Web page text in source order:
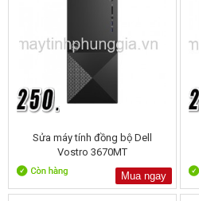
Sửa máy tính đồng bộ Dell
Vostro 3670MT
Mua ngay